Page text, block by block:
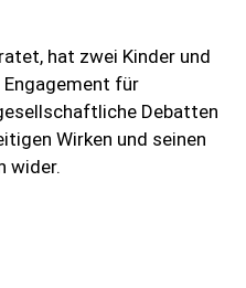
hat zwei Kinder und
Engagement für
Debatten
Wirken und seinen
wider.